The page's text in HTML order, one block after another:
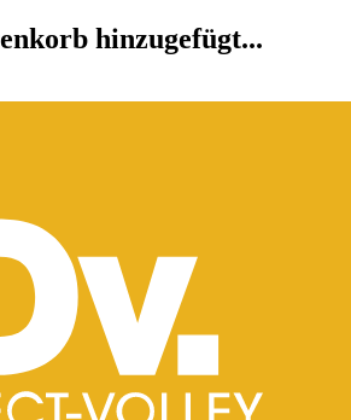
hinzugefügt...